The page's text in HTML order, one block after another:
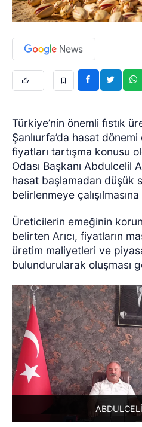
Türkiye’nin önemli fıstık
Şanlıurfa’da hasat dönemi
fiyatları tartışma konusu
Odası Başkanı Abdulcelil
hasat başlamadan düşük
belirlenmeye
Üreticilerin emeğinin
belirten Arıcı, fiyatların
üretim maliyetleri ve
bulundurularak oluşması